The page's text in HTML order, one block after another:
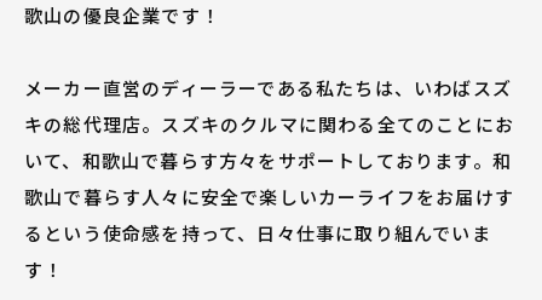
2．安定した社風。営業・サービス両部門のチームワーク
職場スタッフの雰囲気は「お店の雰囲気」としてお
客様に伝わります。
営業スタッフとサービス〈技術）スタッフは日々協
力しあい、
お客様にとって「入りやすく居心地の良いお店」を
実現しています。
拠点同士や拠点の垣根を超えた交流や社員全体での
歌山の優良企業です！
メーカー直営のディーラーである私たちは、いわばスズ
キの総代理店。スズキのクルマに関わる全てのことにお
いて、和歌山で暮らす方々をサポートしております。和
歌山で暮らす人々に安全で楽しいカーライフをお届けす
るという使命感を持って、日々仕事に取り組んでいま
す！